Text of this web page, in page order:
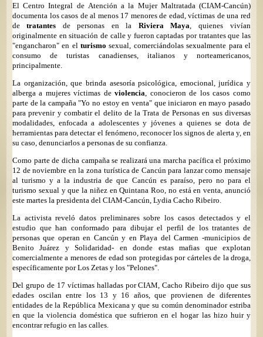
El Centro Integral de Atención a la Mujer Maltratada (CIAM-Cancún)
documenta los casos de al menos 17 menores de edad, víctimas de una red
de tratantes de personas en la Riviera Maya , quienes vivían
originalmente en situación de calle y fueron captadas por tratantes que las
"engancharon" en el turismo sexual, comerciándolas sexualmente para el
consumo de turistas canadienses, italianos y norteamericanos,
principalmente.
La organización, que brinda asesoría psicológica, emocional, jurídica y
alberga a mujeres víctimas de violencia , conocieron de los casos como
parte de la campaña "Yo no estoy en venta" que iniciaron en mayo pasado
para prevenir y combatir el delito de la Trata de Personas en sus diversas
modalidades, enfocada a adolescentes y jóvenes a quienes se dota de
herramientas para detectar el fenómeno, reconocer los signos de alerta y, en
su caso, denunciarlos a personas de su confianza.
Como parte de dicha campaña se realizará una marcha pacífica el próximo
12 de noviembre en la zona turística de Cancún para lanzar como mensaje
al turismo y a la industria de que Cancún es paraíso, pero no para el
turismo sexual y que la niñez en Quintana Roo, no está en venta, anunció
este martes la presidenta del CIAM-Cancún, Lydia Cacho Ribeiro.
La activista reveló datos preliminares sobre los casos detectados y el
estudio que han conformado para dibujar el perfil de los tratantes de
personas que operan en Cancún y en Playa del Carmen -municipios de
Benito Juárez y Solidaridad- en donde estas mafias que explotan
comercialmente a menores de edad son protegidas por cárteles de la droga,
específicamente por Los Zetas y los "Pelones".
Del grupo de 17 víctimas halladas por CIAM, Cacho Ribeiro dijo que sus
edades oscilan entre los 13 y 16 años, que provienen de diferentes
entidades de la República Mexicana y que su común denominador estriba
en que la violencia doméstica que sufrieron en el hogar las hizo huir y
encontrar refugio en las calles.